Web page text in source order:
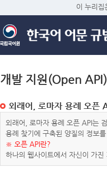
이 누리집
개발 지원(Open API)
외래어, 로마자 용례 오픈
외래어, 로마자 용례 오픈 API는
용례 찾기에 구축된 양질의 정보
※ 오픈 API란?
하나의 웹사이트에서 자신이 가